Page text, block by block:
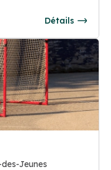
Détails
Jeunes